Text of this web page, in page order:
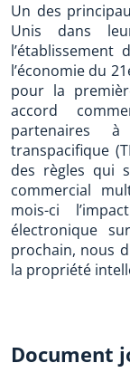
Un des
Unis dans
l’économie du
pour la
accord
partenaires
transpacifique
des règles qui
commercial
mois-ci
électronique
prochain, nous
la propriété
Document